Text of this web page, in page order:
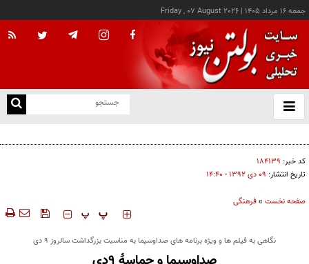
جمعه ۱۶ مرداد ۱۴۰۵ |
Friday , 07 August 2026
باز
و
کد خبر: ۱۸۴۱۳۹
تاریخ انتشار: ۰۹ دی ۱۳۹۲ - ۱۴:۴۰
صفحه نخست »فرهنگی
‍‍‍ پ پ
نگاهی به فیلم ها و ویژه برنامه های صداوسیما به مناسبت بزرگداشت سالروز 9 دی